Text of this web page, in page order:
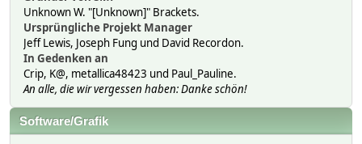
Unknown W. "[Unknown]" Brackets.
Ursprüngliche Projekt Manager
Jeff Lewis, Joseph Fung und David Recordon.
In Gedenken an
Crip, K@, metallica48423 und Paul_Pauline.
An alle, die wir vergessen haben: Danke schön!
Software/Grafik